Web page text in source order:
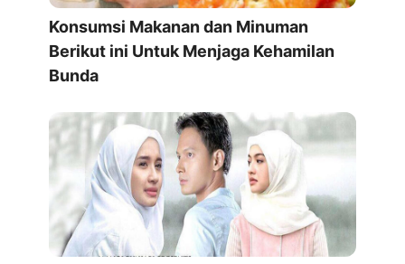
Konsumsi Makanan dan Minuman
Berikut ini Untuk Menjaga Kehamilan
Bunda